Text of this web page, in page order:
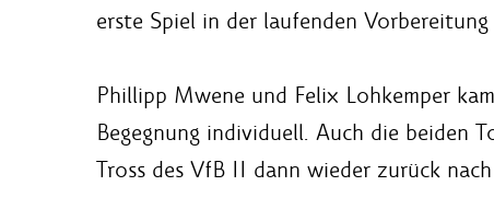
erste Spiel in der laufenden
Phillipp Mwene und Felix Lohkemper
Begegnung individuell. Auch die beiden
Tross des VfB II dann wieder zurück